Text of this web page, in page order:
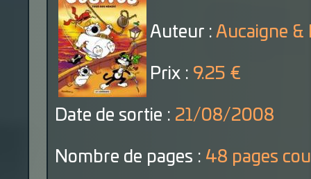
Auteur : Aucaigne &
Prix : 9.25 €
Date de sortie : 21/08/2008
Nombre de pages : 48 pages